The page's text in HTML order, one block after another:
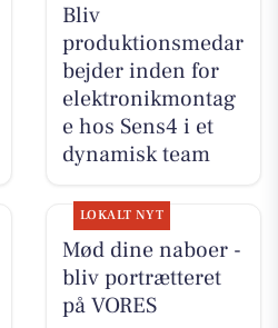
Bliv
produktionsmedar
bejder inden for
elektronikmontag
e hos Sens4 i et
dynamisk team
LOKALT NYT
Mød dine naboer -
bliv portrætteret
på VORES